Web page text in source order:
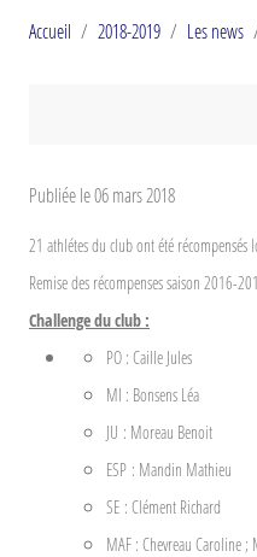
Accueil 2018-2019 Les news
Publiée le06 mars 2018
21 athlétes du club ont été
Remise des récompenses saison 2016-
Challenge du club :
PO : Caille Jules
MI : Bonsens Léa
JU : Moreau Benoit
ESP : Mandin Mathieu
SE : Clément Richard
MAF : Chevreau Caroline ;